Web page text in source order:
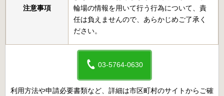
注意事項
輪場の情報を用いて行う行為について、責
任は負えませんので、あらかじめご了承く
ださい。
03-5764-0630
利用方法や申請必要書類など、詳細は市区町村のサイトからご確